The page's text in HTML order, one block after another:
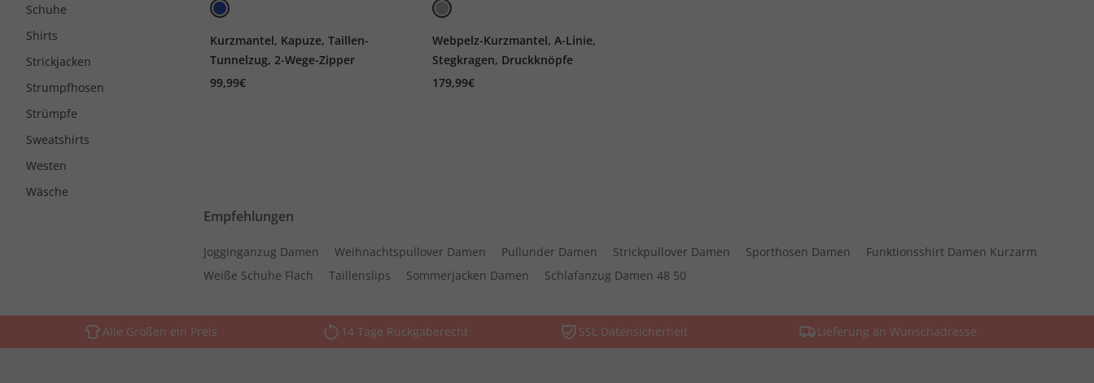
Schuhe
Shirts
Strickjacken
Strumpfhosen
Strümpfe
Sweatshirts
Westen
Wäsche
Kurzmantel, Kapuze, Taillen-
Tunnelzug, 2-Wege-Zipper
99,99€
Webpelz-Kurzmantel, A-Linie,
Stegkragen, Druckknöpfe
179,99€
Empfehlungen
Jogginganzug Damen Weihnachtspullover Damen Pullunder Damen Strickpullover Damen Sporthosen Damen
Funktionsshirt Damen Kurzarm
Weiße Schuhe Flach
Taillenslips Sommerjacken Damen Schlafanzug Damen 48 50
Alle Größen ein Preis 14 Tage Rückgaberecht SSL Datensicherheit Lieferung an Wunschadresse